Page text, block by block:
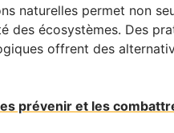
naturelles permet non
des écosystèmes. Des
offrent des
prévenir et les